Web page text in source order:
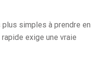
simples à prendre en
exige une vraie